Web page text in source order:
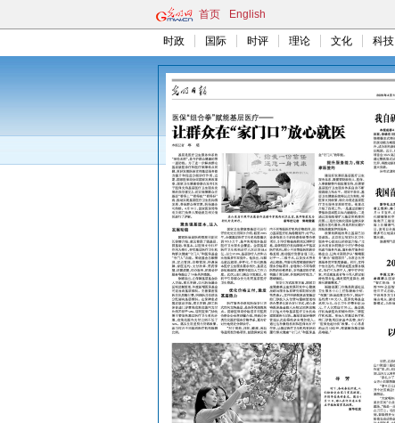
首页 English
时政 国际 时评 理论 文化 科技